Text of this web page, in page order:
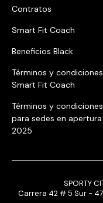
Contratos
Smart Fit Coach
Beneficios Black
Términos y condiciones
Smart Fit Coach
Términos y condiciones
para sedes en apertura
2025
SPORTY
Carrera 42 # 5 Sur -